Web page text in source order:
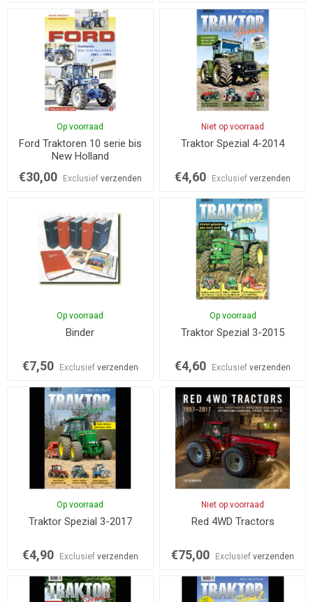
Op voorraad
Ford Traktoren 10 serie bis
New Holland
€30,00 Exclusief verzenden
Niet op voorraad
Traktor Spezial 4-2014
€4,60 Exclusiefverzenden
Op voorraad
Binder
€7,50 Exclusief verzenden
Op voorraad
Traktor Spezial 3-2015
€4,60 Exclusiefverzenden
Op voorraad
Traktor Spezial 3-2017
€4,90 Exclusief verzenden
Niet op voorraad
Red 4WD Tractors
€75,00 Exclusiefverzenden